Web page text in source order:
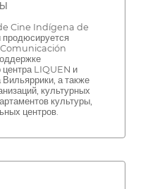
Cine Indígena de
Comunicación
центра LIQUEN и
а также
культурных
культуры,
центров.